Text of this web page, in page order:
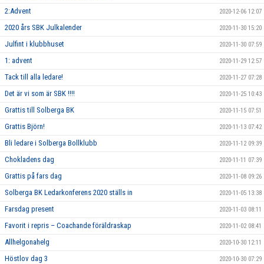
2:Advent 2020-12-06 12:07
2020 års SBK Julkalender 2020-11-30 15:20
Julfint i klubbhuset 2020-11-30 07:59
1: advent 2020-11-29 12:57
Tack till alla ledare! 2020-11-27 07:28
Det är vi som är SBK !!!! 2020-11-25 10:43
Grattis till Solberga BK 2020-11-15 07:51
Grattis Björn! 2020-11-13 07:42
Bli ledare i Solberga Bollklubb 2020-11-12 09:39
Chokladens dag 2020-11-11 07:39
Grattis på fars dag 2020-11-08 09:26
Solberga BK Ledarkonferens 2020 ställs in 2020-11-05 13:38
Farsdag present 2020-11-03 08:11
Favorit i repris – Coachande föräldraskap 2020-11-02 08:41
Allhelgonahelg 2020-10-30 12:11
Höstlov dag 3 2020-10-30 07:29